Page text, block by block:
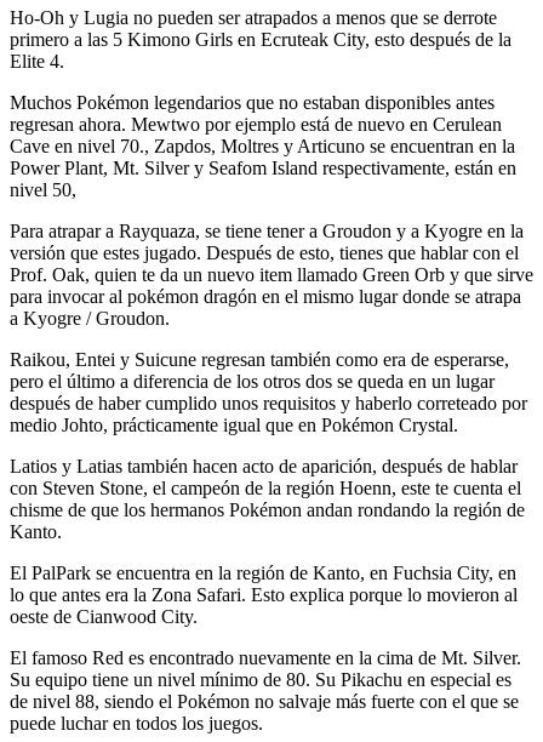
Ho-Oh y Lugia no pueden ser atrapados a menos que se derrote
primero a las 5 Kimono Girls en Ecruteak City, esto después de la
Elite 4.
Muchos Pokémon legendarios que no estaban disponibles antes
regresan ahora. Mewtwo por ejemplo está de nuevo en Cerulean
Cave en nivel 70., Zapdos, Moltres y Articuno se encuentran en la
Power Plant, Mt. Silver y Seafom Island respectivamente, están en
nivel 50,
Para atrapar a Rayquaza, se tiene tener a Groudon y a Kyogre en la
versión que estes jugado. Después de esto, tienes que hablar con el
Prof. Oak, quien te da un nuevo item llamado Green Orb y que sirve
para invocar al pokémon dragón en el mismo lugar donde se atrapa
a Kyogre / Groudon.
Raikou, Entei y Suicune regresan también como era de esperarse,
pero el último a diferencia de los otros dos se queda en un lugar
después de haber cumplido unos requisitos y haberlo correteado por
medio Johto, prácticamente igual que en Pokémon Crystal.
Latios y Latias también hacen acto de aparición, después de hablar
con Steven Stone, el campeón de la región Hoenn, este te cuenta el
chisme de que los hermanos Pokémon andan rondando la región de
Kanto.
El PalPark se encuentra en la región de Kanto, en Fuchsia City, en
lo que antes era la Zona Safari. Esto explica porque lo movieron al
oeste de Cianwood City.
El famoso Red es encontrado nuevamente en la cima de Mt. Silver.
Su equipo tiene un nivel mínimo de 80. Su Pikachu en especial es
de nivel 88, siendo el Pokémon no salvaje más fuerte con el que se
puede luchar en todos los juegos.